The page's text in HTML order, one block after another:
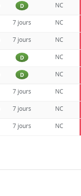
D NC
7 jours NC
7 jours NC
D NC
D NC
7 jours NC
7 jours NC
7 jours NC